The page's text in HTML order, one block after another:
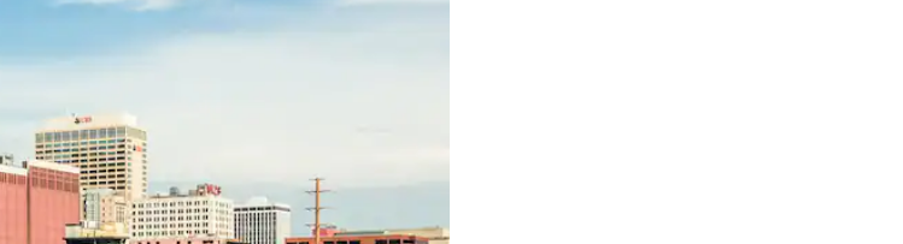
pour les parcourir ou en appuyant et en faisant glisser.